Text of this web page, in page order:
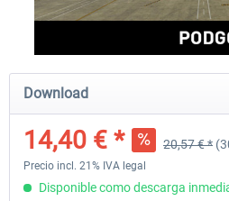
Aerosoft Mega Airport Brussels
25,37 € *
Download
14,40 € * 20,57 € *
Precio incl. 21% IVA legal
Disponible como descarga